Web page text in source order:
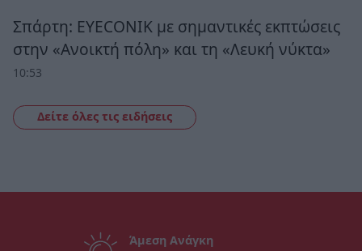
Σπάρτη: EYECONIK με σημαντικές εκπτώσεις
στην «Ανοικτή πόλη» και τη «Λευκή νύκτα»
10:53
Δείτε όλες τις ειδήσεις
Άμεση Ανάγκη